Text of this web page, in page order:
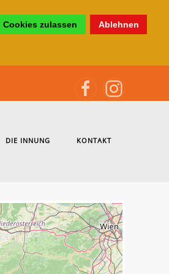
Cookies zulassen Ablehnen
DIE INNUNG KONTAKT